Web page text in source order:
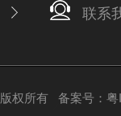
联系
权所有 备案号：